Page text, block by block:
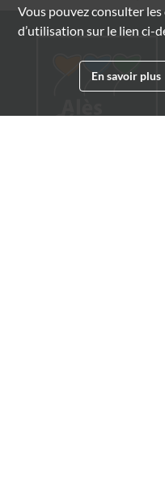
Vous pouvez consulter
d’utilisation sur le lien ci-
En savoir plus